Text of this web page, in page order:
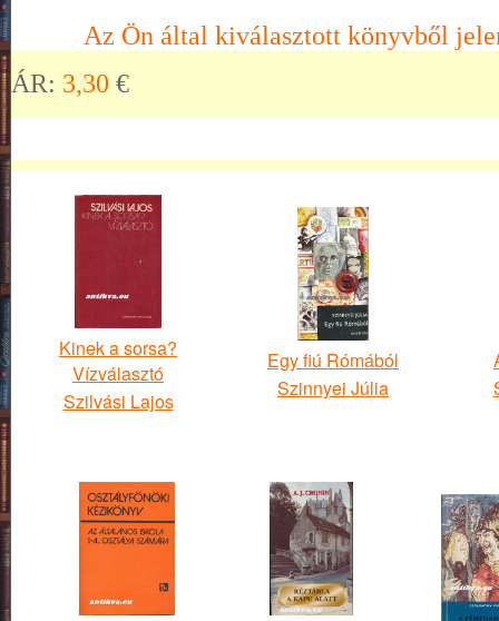
Az Ön által kiválasztott könyvből
ÁR: 3,30 €
Kinek a sorsa?
Vízválasztó
Szilvási Lajos
Egy fiú Rómából
Szinnyei Júlia